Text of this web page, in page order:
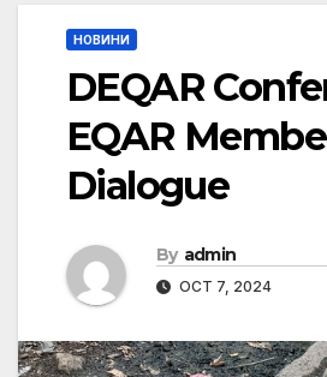
НОВИНИ
DEQAR
EQAR
Dialogue
By admin
OCT 7, 2024